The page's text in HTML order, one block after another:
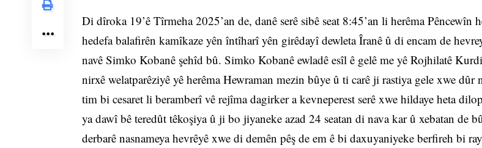
Di dîroka 19’ê Tîrmeha 2025’an de, danê serê sibê seat 8:45’an li herêma Pêncewîn
hedefa balafirên kamîkaze yên întîharî yên girêdayî dewleta Îranê û di encam de
navê Simko Kobanê şehîd bû. Simko Kobanê ewladê esîl ê gelê me yê Rojhilatê
nirxê welatparêziyê yê herêma Hewraman mezin bûye û ti carê ji rastiya gele xwe dûr
tim bi cesaret li beramberî vê rejîma dagirker a kevneperest serê xwe hildaye heta
ya dawî bê teredût têkoşiya û ji bo jiyaneke azad 24 seatan di nava kar û xebatan de
derbarê nasnameya hevrêyê xwe di demên pêş de em ê bi daxuyaniyeke berfireh bi